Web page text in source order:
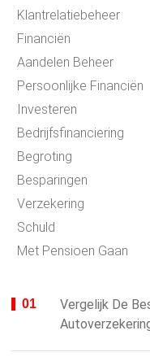
Klantrelatiebeheer
Financiën
Aandelen Beheer
Persoonlijke Financiën
Investeren
Bedrijfsfinanciering
Begroting
Besparingen
Verzekering
Schuld
Met Pensioen Gaan
Vergelijk De